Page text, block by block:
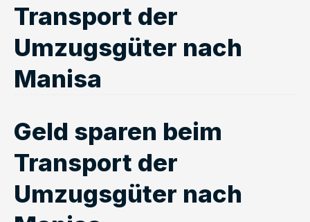
Transport der
Umzugsgüter nach
Manisa
Geld sparen beim
Transport der
Umzugsgüter nach